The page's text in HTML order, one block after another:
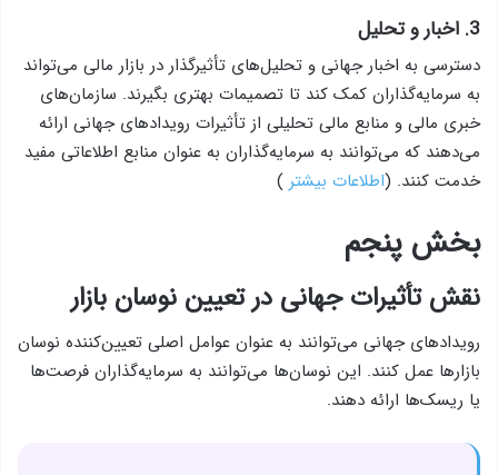
3. اخبار و تحلیل
دسترسی به اخبار جهانی و تحلیل‌های تأثیرگذار در بازار مالی می‌تواند
به سرمایه‌گذاران کمک کند تا تصمیمات بهتری بگیرند. سازمان‌های
خبری مالی و منابع مالی تحلیلی از تأثیرات رویدادهای جهانی ارائه
می‌دهند که می‌توانند به سرمایه‌گذاران به عنوان منابع اطلاعاتی مفید
خدمت کنند. (اطلاعات بیشتر )
بخش پنجم
نقش تأثیرات جهانی در تعیین نوسان بازار
رویدادهای جهانی می‌توانند به عنوان عوامل اصلی تعیین‌کننده نوسان
بازارها عمل کنند. این نوسان‌ها می‌توانند به سرمایه‌گذاران فرصت‌ها
یا ریسک‌ها ارائه دهند.